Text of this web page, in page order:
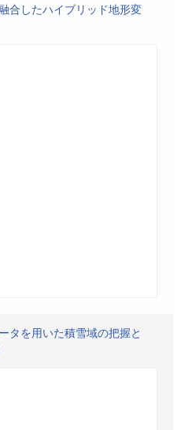
合したハイブリッド地形変
タを用いた積雪域の把握と